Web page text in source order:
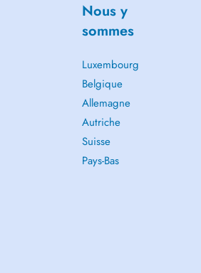
Nous y
sommes
Luxembourg
Belgique
Allemagne
Autriche
Suisse
Pays-Bas